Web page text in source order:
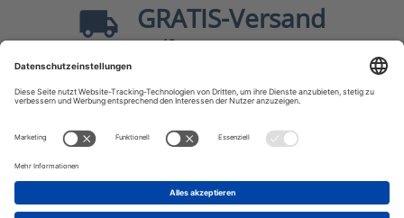
GRATIS-Versand
40
Sicher dank SSL
* Alle Preiseinkl. MwSt., zzgl.Versandkosten